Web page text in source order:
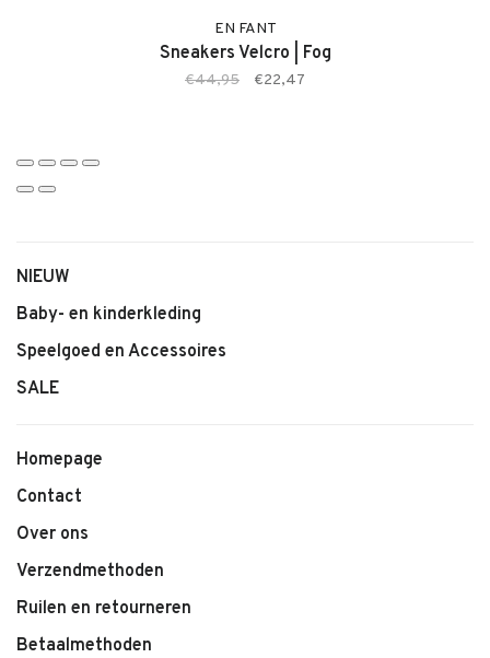
• Geschikt voor dagelijks gebruik
• Makkelijk te combineren
EN FANT
Sneakers Velcro | Fog
€44,95 €22,47
NIEUW
Baby- en kinderkleding
Speelgoed en Accessoires
SALE
Homepage
Contact
Over ons
Verzendmethoden
Ruilen en retourneren
Betaalmethoden